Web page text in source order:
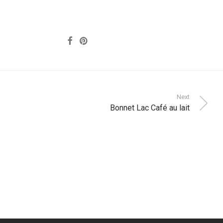
Next
Bonnet Lac Café au lait